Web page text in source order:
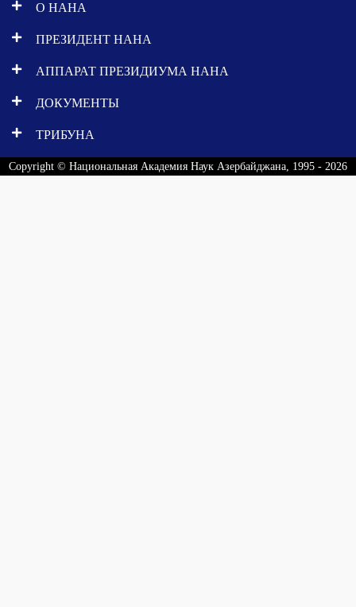
О НАНА
ПРЕЗИДЕНТ НАНА
АППАРАТ ПРЕЗИДИУМА НАНА
ДОКУМЕНТЫ
ТРИБУНА
Copyright © Национальная Академия Наук Азербайджана, 1995 - 2026